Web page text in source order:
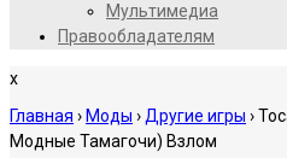
Мультимедиа
Правообладателям
x
Главная › Моды › Другие игры ›
Модные Тамагочи) Взлом